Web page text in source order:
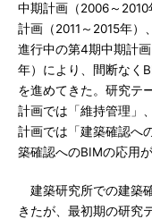
中期計画（2006～
計画（2011～2015年）
進行中の第4期中期計
年）により、間断なく
を進めてきた。研究テ
計画では「維持管理」
計画では「建築確認へ
築確認へのBIMの応用
建築研究所での建築
きたが、最初期の研究